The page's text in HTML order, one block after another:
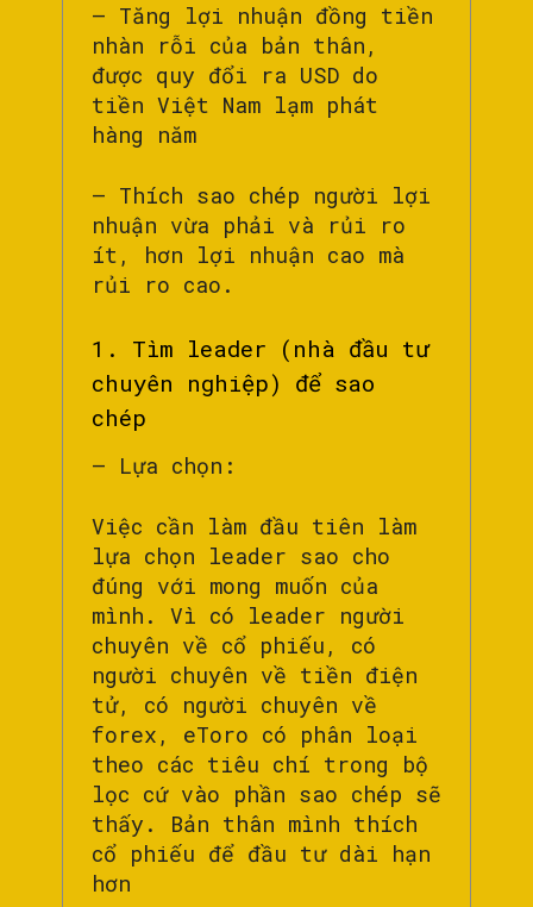
– Tăng lợi nhuận đồng tiền
nhàn rỗi của bản thân,
được quy đổi ra USD do
tiền Việt Nam lạm phát
hàng năm
– Thích sao chép người lợi
nhuận vừa phải và rủi ro
ít, hơn lợi nhuận cao mà
rủi ro cao.
1. Tìm leader (nhà đầu tư
chuyên nghiệp) để sao
chép
– Lựa chọn:
Việc cần làm đầu tiên làm
lựa chọn leader sao cho
đúng với mong muốn của
mình. Vì có leader người
chuyên về cổ phiếu, có
người chuyên về tiền điện
tử, có người chuyên về
forex, eToro có phân loại
theo các tiêu chí trong bộ
lọc cứ vào phần sao chép sẽ
thấy. Bản thân mình thích
cổ phiếu để đầu tư dài hạn
hơn